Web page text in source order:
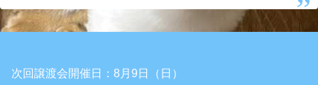
次回譲渡会開催日：8月9日（日）